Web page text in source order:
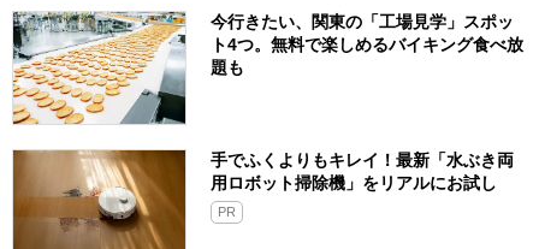
今行きたい、関東の「工場見学」スポッ
ト4つ。無料で楽しめるバイキング食べ放
題も
手でふくよりもキレイ！最新「水ぶき両
用ロボット掃除機」をリアルにお試し
PR